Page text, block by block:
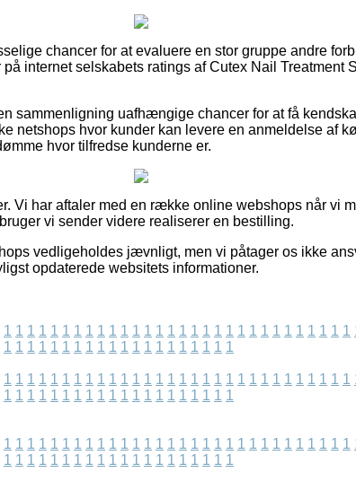
chancer for at evaluere en stor gruppe andre
internet selskabets ratings af Cutex Nail Treatment
sammenligning uafhængige chancer for at få
netshops hvor kunder kan levere en anmeldelse af
hvor tilfredse kunderne er.
Vi har aftaler med en række online webshops når vi
vi sender videre realiserer en bestilling.
vedligeholdes jævnligt, men vi påtager os ikke
opdaterede websitets informationer.
1 1 1 1 1 1 1 1 1 1 1 1 1 1 1 1 1 1 1 1 1 1 1 1 1 1 1 1 1 1
1 1 1 1 1 1 1 1 1 1 1 1 1 1 1 1 1 1 1 1
1 1 1 1 1 1 1 1 1 1 1 1 1 1 1 1 1 1 1 1 1 1 1 1 1 1 1 1 1 1
1 1 1 1 1 1 1 1 1 1 1 1 1 1 1 1 1 1 1 1
1 1 1 1 1 1 1 1 1 1 1 1 1 1 1 1 1 1 1 1 1 1 1 1 1 1 1 1 1 1
1 1 1 1 1 1 1 1 1 1 1 1 1 1 1 1 1 1 1 1